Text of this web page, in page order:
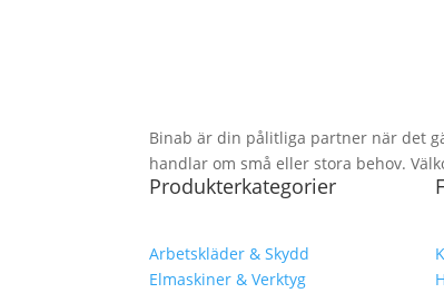
Binab är din pålitliga partner när det
handlar om små eller stora behov.
Produkterkategorier
Arbetskläder & Skydd
Elmaskiner & Verktyg